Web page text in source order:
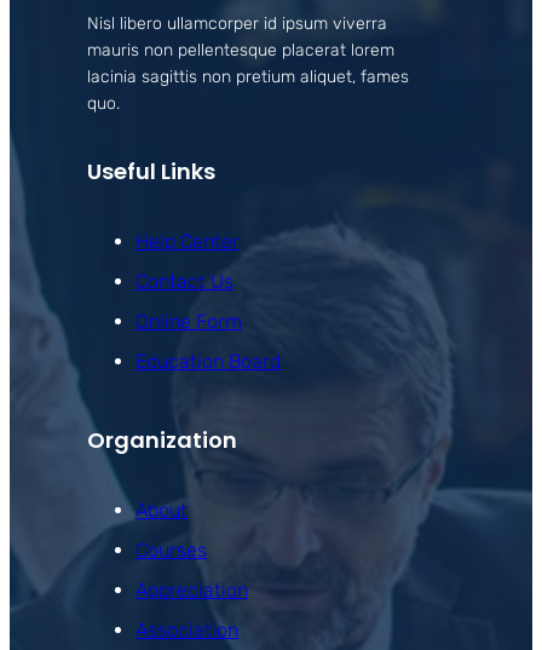
Nisl libero ullamcorper id ipsum viverra
mauris non pellentesque placerat lorem
lacinia sagittis non pretium aliquet, fames
quo.
Useful Links
Help Center
Contact Us
Online Form
Education Board
Organization
About
Courses
Appreciation
Association